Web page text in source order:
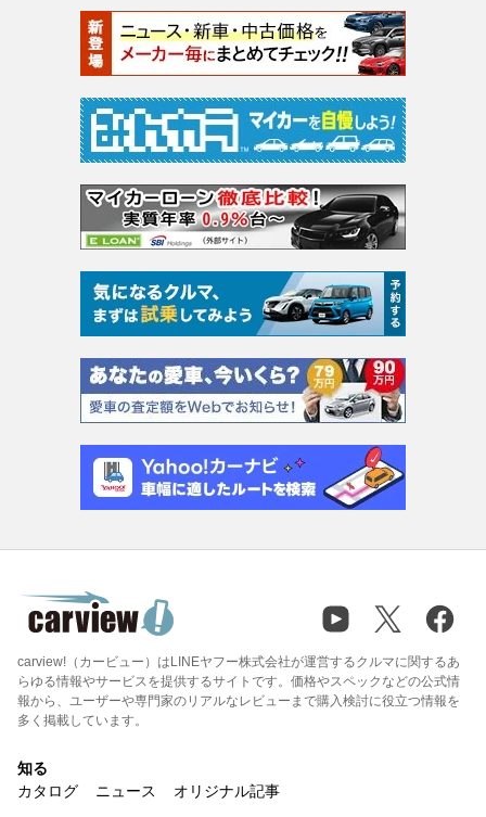
carview!（カービュー）はLINEヤフー株式会社が運営するクルマに関するあ
らゆる情報やサービスを提供するサイトです。価格やスペックなどの公式情
報から、ユーザーや専門家のリアルなレビューまで購入検討に役立つ情報を
多く掲載しています。
知る
カタログ
ニュース オリジナル記事